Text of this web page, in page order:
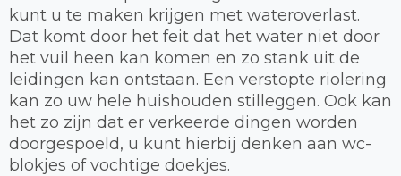
kunt u te maken krijgen met wateroverlast.
Dat komt door het feit dat het water niet door
het vuil heen kan komen en zo stank uit de
leidingen kan ontstaan. Een verstopte riolering
kan zo uw hele huishouden stilleggen. Ook kan
het zo zijn dat er verkeerde dingen worden
doorgespoeld, u kunt hierbij denken aan wc-
blokjes of vochtige doekjes.